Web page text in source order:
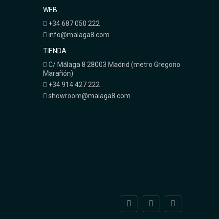
WEB
+34 687 050 222
info@malaga8.com
TIENDA
C/ Málaga 8 28003 Madrid (metro Gregorio
Marañón)
+34 914 427 222
showroom@malaga8.com